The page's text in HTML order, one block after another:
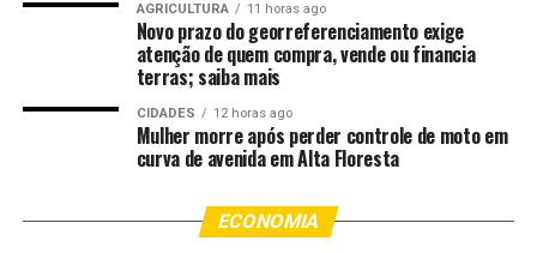
A Copa do Mundo de 2026 teve início em 11 de junho,
nos Estados Unidos. O país é um dos antitriões desta
edição junto de México e Canadá. A final ocorre em 19 de
julho, no estádio de Nova Jersey/Nova York.
Muito além do futebol: como o agro entra em
campo para viabilizar a Copa do Mundo
Canal Rural.
AGRICULTURA 11 horas ago
Novo prazo do georreferenciamento exige
atenção de quem compra, vende ou financia
terras; saiba mais
CIDADES 12 horas ago
Mulher morre após perder controle de moto em
curva de avenida em Alta Floresta
ECONOMIA